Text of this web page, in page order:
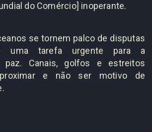
do Comércio] inoperante.
se tornem palco de disputas
uma tarefa urgente para a
paz. Canais, golfos e estreitos
e não ser motivo de